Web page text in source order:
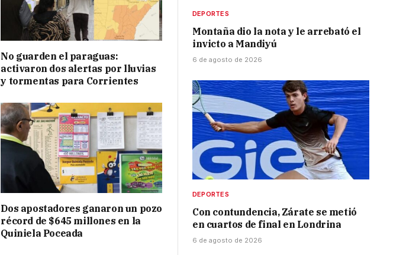
No guarden el paraguas:
activaron dos alertas por lluvias
y tormentas para Corrientes
Dos apostadores ganaron un pozo
récord de $645 millones en la
Quiniela Poceada
DEPORTES
Montaña dio la nota y le arrebató el
invicto a Mandiyú
6 de agosto de 2026
DEPORTES
Con contundencia, Zárate se metió
en cuartos de final en Londrina
6 de agosto de 2026